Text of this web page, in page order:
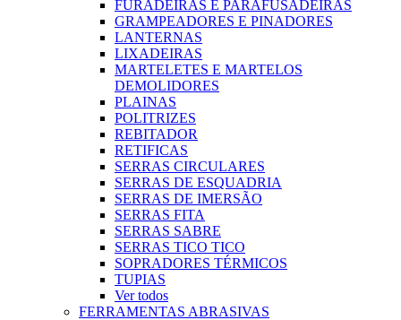
FURADEIRAS E PARAFUSADEIRAS
GRAMPEADORES E PINADORES
LANTERNAS
LIXADEIRAS
MARTELETES E MARTELOS
DEMOLIDORES
PLAINAS
POLITRIZES
REBITADOR
RETIFICAS
SERRAS CIRCULARES
SERRAS DE ESQUADRIA
SERRAS DE IMERSÃO
SERRAS FITA
SERRAS SABRE
SERRAS TICO TICO
SOPRADORES TÉRMICOS
TUPIAS
Ver todos
FERRAMENTAS ABRASIVAS